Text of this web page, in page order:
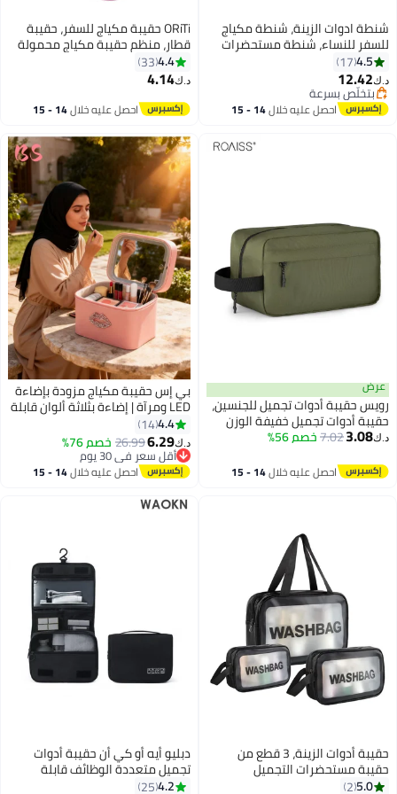
شنطة ادوات الزينة، شنطة مكياج
للسفر للنساء، شنطة مستحضرات
تجميل كبيرة مقاومة للماء، منظم
للسفر، حاوية بحجم كامل مع حوامل
شريط مطاطي لمستحضرات التجميل
والفرش والزجاجات، زهري, شفاف،
اوستر بينك
4.5
17
د.ك‏12.42
بتخلّص بسرعة
بتخلّص بسرعةاحصل عليه خلال 14 - 15
5
ORiTi حقيبة مكياج للسفر، حقيبة
قطار، منظم حقيبة مكياج محمولة
لتخزين الفنان مع فواصل قابلة
للتعديل لمستحضرات التجميل على
الجانب S
4.4
33
د.ك‏4.14
احصل عليه خلال 14 - 15
عرض
رويس حقيبة أدوات تجميل للجنسين،
حقيبة أدوات تجميل خفيفة الوزن
للغاية ومقاومة للماء وقابلة للفصل
محمولة للسفر، حقيبة مكياج
محمولة كبيرة السعة، حقيبة أدوات
د.ك‏3.08
7.02خصم 56%
احصل عليه خلال 14 - 15
بي إس حقيبة مكياج مزودة بإضاءة
LED ومرآة | إضاءة بثلاثة ألوان قابلة
للتعديل | مادة PU مقاومة للماء |
وظيفة توفير الطاقة | صندوق تخزين
مستحضرات تجميل بسعة كبيرة |
صندوق تخزين لأدوات وإكسسوارات
المكياج النسائية | مناسبة للسفر
والاستخدام المنزلي | حقيبة تخزين
4.4
14
د.ك‏6.29
26.99خصم 76%
أقل سعر في 30 يوم
أقل سعر في 30 يوماحصل عليه خلال 14 - 15
حقيبة أدوات الزينة، 3 قطع من
حقيبة مستحضرات التجميل
المقاومة للماء المصنوعة من مادة
5.0
2
دبليو أيه أو كي أن حقيبة أدوات
تجميل متعددة الوظائف قابلة
للتعليق، فصل بين الأغراض المبللة
4.2
25